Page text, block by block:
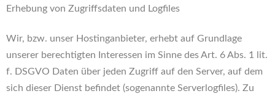
Erhebung von Zugriffsdaten und Logfiles
Wir, bzw. unser Hostinganbieter, erhebt auf Grundlage
unserer berechtigten Interessen im Sinne des Art. 6 Abs. 1 lit.
f. DSGVO Daten über jeden Zugriff auf den Server, auf dem
sich dieser Dienst befindet (sogenannte Serverlogfiles). Zu